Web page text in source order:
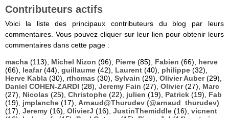
Contributeurs actifs
Voici la liste des principaux contributeurs du blog par leurs
commentaires. Vous pouvez cliquer sur leur lien pour obtenir leurs
commentaires dans cette page :
macha (113), Michel Nizon (96), Pierre (85), Fabien (66), herve
(66), leafar(44), guillaume (42), Laurent (40), philippe (32),
Herve Kabla (30), rthomas (30), Sylvain (29), Olivier Auber(29),
Daniel COHEN-ZARDI (28), Jeremy Fain (27), Olivier(27), Marc
(27), Nicolas (25), Christophe (22), julien (19), Patrick (19), Fab
(19), jmplanche (17), Arnaud@Thurudev (@arnaud_thurudev)
(17), Jeremy (16), OlivierJ (16), JustinThemiddle (16), vicnent